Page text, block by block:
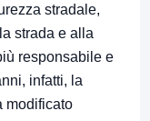
stradale,
strada e alla
responsabile e
infatti, la
modificato